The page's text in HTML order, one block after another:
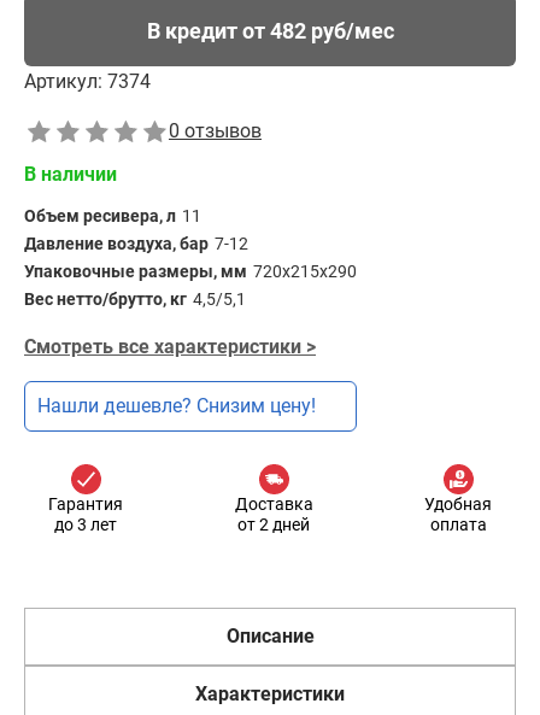
В кредит от 482 руб/мес
Артикул: 7374
0 отзывов
В наличии
Объем ресивера, л 11
Давление воздуха, бар 7-12
Упаковочные размеры, мм 720х215х290
Вес нетто/брутто, кг 4,5/5,1
Смотреть все характеристики >
Нашли дешевле? Снизим цену!
Гарантия
до 3 лет
Доставка
от 2 дней
Удобная
оплата
Описание
Характеристики